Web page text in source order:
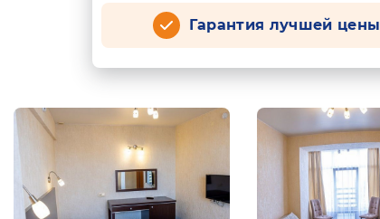
Гарантия лучшей цены